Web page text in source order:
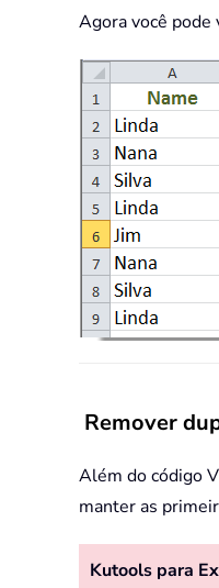
Agora você pode
Remover
Além do código
manter as
Kutools para